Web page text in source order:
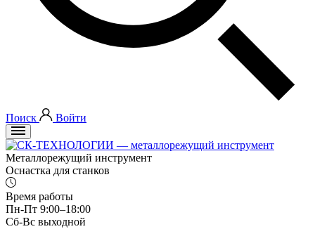
Поиск Войти
Металлорежущий инструмент
Оснастка для станков
Время работы
Пн-Пт 9:00–18:00
Сб-Вс выходной